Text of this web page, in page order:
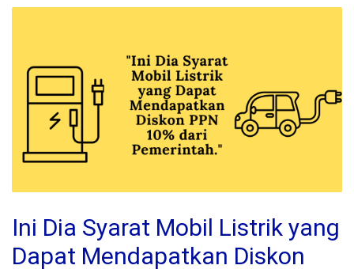
Ini Dia Syarat Mobil Listrik yang
Dapat Mendapatkan Diskon